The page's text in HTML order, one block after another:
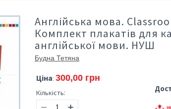
Англійська мова.
Комплект плакатів для
англійської мови. НУШ
Будна Тетяна
Ціна: 300,00 грн
Кількість: